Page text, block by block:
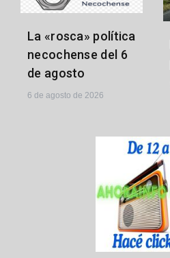
La «rosca» política
necochense del 6
de agosto
6 de agosto de 2026